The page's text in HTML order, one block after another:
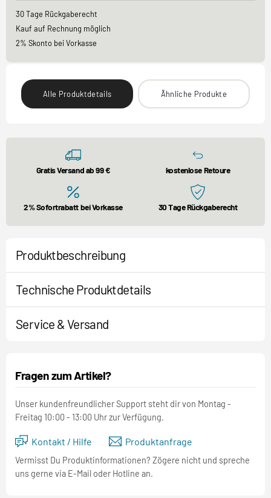
30 Tage Rückgaberecht
Kauf auf Rechnung möglich
2% Skonto bei Vorkasse
Alle Produktdetails Ähnliche Produkte
Gratis Versand ab 99 € kostenlose Retoure
2% Sofortrabatt bei Vorkasse 30 Tage Rückgaberecht
Produktbeschreibung
Technische Produktdetails
Service & Versand
Fragen zum Artikel?
Unser kundenfreundlicher Support steht dir von Montag -
Freitag 10:00 - 13:00 Uhr zur Verfügung.
Kontakt / Hilfe Produktanfrage
Vermisst Du Produktinformationen? Zögere nicht und spreche
uns gerne via E-Mail oder Hotline an.